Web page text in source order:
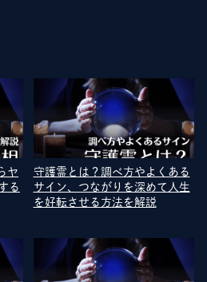
ヤ
る
守護霊とは？調べ方やよくある
サイン、つながりを深めて人生
を好転させる方法を解説